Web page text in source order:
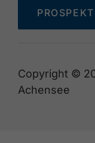
Copyright ©
Achensee